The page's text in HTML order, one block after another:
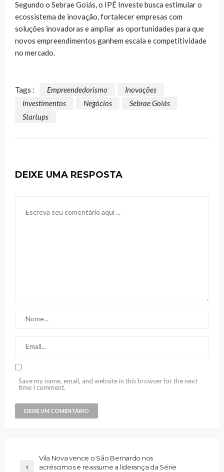
Segundo o Sebrae Goiás, o IPÊ Investe busca estimular o
ecossistema de inovação, fortalecer empresas com
soluções inovadoras e ampliar as oportunidades para que
novos empreendimentos ganhem escala e competitividade
no mercado.
Tags : Empreendedorismo
Inovações
Investimentos
Negócios
Sebrae Goiás
Startups
DEIXE UMA RESPOSTA
Save my name, email, and website in this browser for the next
time I comment.
Vila Nova vence o São Bernardo nos
acréscimos e reassume a liderança da Série